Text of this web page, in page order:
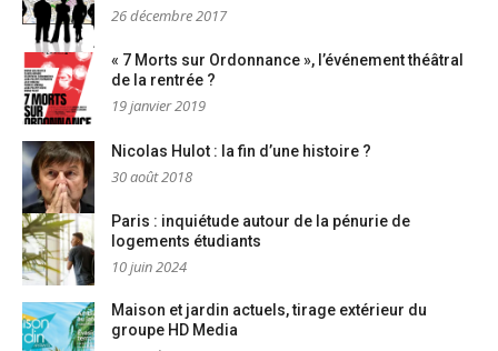
26 décembre 2017
« 7 Morts sur Ordonnance », l’événement théâtral
de la rentrée ?
19 janvier 2019
Nicolas Hulot : la fin d’une histoire ?
30 août 2018
Paris : inquiétude autour de la pénurie de
logements étudiants
10 juin 2024
Maison et jardin actuels, tirage extérieur du
groupe HD Media